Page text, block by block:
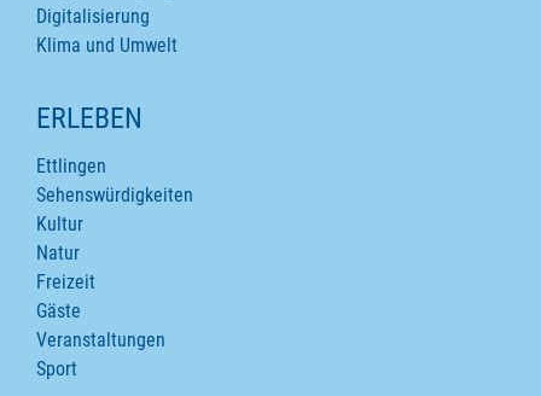
Digitalisierung
Klima und Umwelt
ERLEBEN
Ettlingen
Sehenswürdigkeiten
Kultur
Natur
Freizeit
Gäste
Veranstaltungen
Sport